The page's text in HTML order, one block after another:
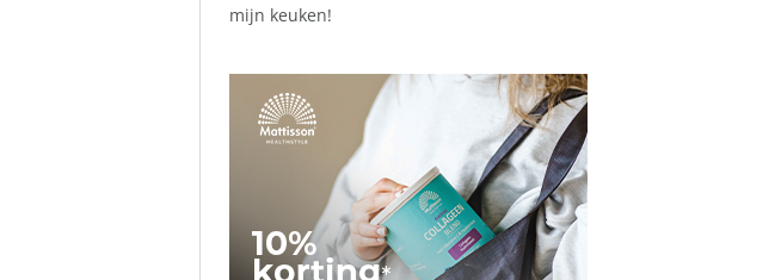
mijn keuken!